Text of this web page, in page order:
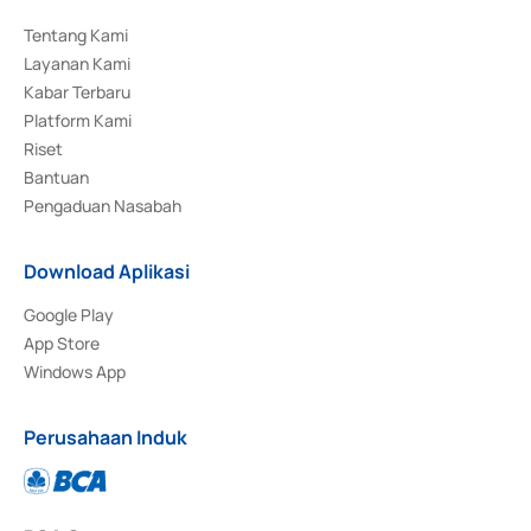
Tentang Kami
Layanan Kami
Kabar Terbaru
Platform Kami
Riset
Bantuan
Pengaduan Nasabah
Download Aplikasi
Google Play
App Store
Windows App
Perusahaan Induk